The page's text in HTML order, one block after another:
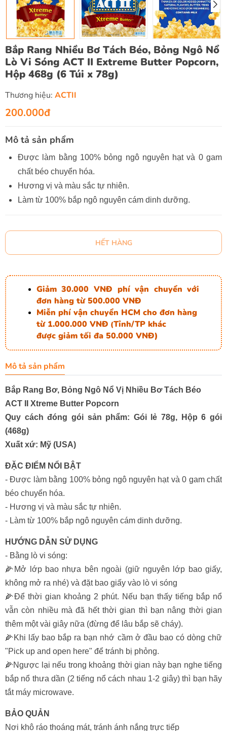
Bắp Rang Nhiều Bơ Tách Béo, Bỏng Ngô Nổ
Lò Vi Sóng ACT II Extreme Butter Popcorn,
Hộp 468g (6 Túi x 78g)
Thương hiệu: ACTII
200.000đ
Mô tả sản phẩm
Được làm bằng 100% bỏng ngô nguyên hạt và 0 gam
chất béo chuyển hóa.
Hương vị và màu sắc tự nhiên.
Làm từ 100% bắp ngô nguyên cám dinh dưỡng.
HẾT HÀNG
Giảm 30.000 VNĐ phí vận chuyển với
đơn hàng từ 500.000 VNĐ
Miễn phí vận chuyển HCM cho đơn hàng
từ 1.000.000 VNĐ (Tỉnh/TP khác
được giảm tối đa 50.000 VNĐ)
Mô tả sản phẩm
Bắp Rang Bơ, Bỏng Ngô Nổ Vị Nhiều Bơ Tách Béo
ACT II Xtreme Butter Popcorn
Quy cách đóng gói sản phẩm: Gói lẻ 78g, Hộp 6 gói
(468g)
Xuất xứ: Mỹ (USA)
ĐẶC ĐIỂM NỔI BẬT
- Được làm bằng 100% bỏng ngô nguyên hạt và 0 gam chất
béo chuyển hóa.
- Hương vị và màu sắc tự nhiên.
- Làm từ 100% bắp ngô nguyên cám dinh dưỡng.
HƯỚNG DẪN SỬ DỤNG
- Bằng lò vi sóng:
🌽Mở lớp bao nhựa bên ngoài (giữ nguyên lớp bao giấy,
không mở ra nhé) và đặt bao giấy vào lò vi sóng
🌽Để thời gian khoảng 2 phút. Nếu bạn thấy tiếng bắp nổ
vẫn còn nhiều mà đã hết thời gian thì bạn nâng thời gian
thêm một vài giây nữa (đừng để lâu bắp sẽ cháy).
🌽Khi lấy bao bắp ra bạn nhớ cầm ở đầu bao có dòng chữ
"Pick up and open here" để tránh bị phỏng.
🌽Ngược lại nếu trong khoảng thời gian này bạn nghe tiếng
bắp nổ thưa dần (2 tiếng nổ cách nhau 1-2 giây) thì bạn hãy
tắt máy microwave.
BẢO QUẢN
Nơi khô ráo thoáng mát, tránh ánh nắng trực tiếp